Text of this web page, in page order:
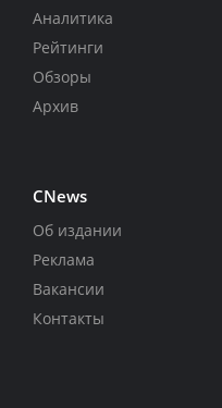
Аналитика
Рейтинги
Обзоры
Архив
CNews
Об издании
Реклама
Вакансии
Контакты